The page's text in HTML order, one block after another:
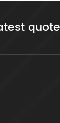
quote